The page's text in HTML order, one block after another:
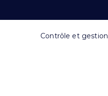
Contrôle et gestion